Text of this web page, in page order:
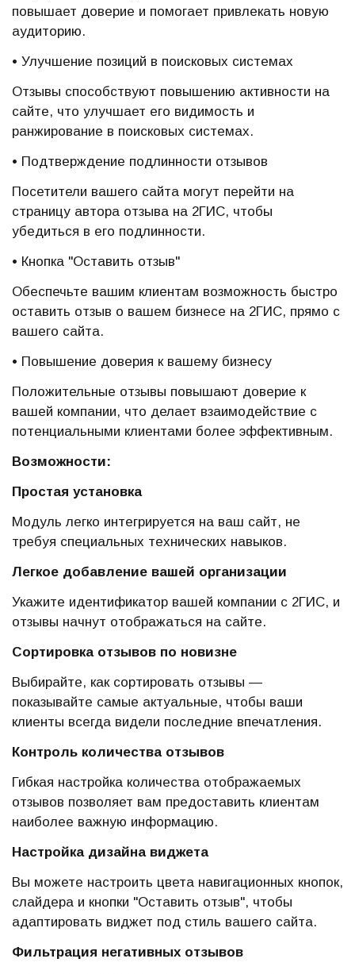
повышает доверие и помогает привлекать новую
аудиторию.
• Улучшение позиций в поисковых системах
Отзывы способствуют повышению активности на
сайте, что улучшает его видимость и
ранжирование в поисковых системах.
• Подтверждение подлинности отзывов
Посетители вашего сайта могут перейти на
страницу автора отзыва на 2ГИС, чтобы
убедиться в его подлинности.
• Кнопка "Оставить отзыв"
Обеспечьте вашим клиентам возможность быстро
оставить отзыв о вашем бизнесе на 2ГИС, прямо с
вашего сайта.
• Повышение доверия к вашему бизнесу
Положительные отзывы повышают доверие к
вашей компании, что делает взаимодействие с
потенциальными клиентами более эффективным.
Возможности:
Простая установка
Модуль легко интегрируется на ваш сайт, не
требуя специальных технических навыков.
Легкое добавление вашей организации
Укажите идентификатор вашей компании с 2ГИС, и
отзывы начнут отображаться на сайте.
Сортировка отзывов по новизне
Выбирайте, как сортировать отзывы —
показывайте самые актуальные, чтобы ваши
клиенты всегда видели последние впечатления.
Контроль количества отзывов
Гибкая настройка количества отображаемых
отзывов позволяет вам предоставить клиентам
наиболее важную информацию.
Настройка дизайна виджета
Вы можете настроить цвета навигационных кнопок,
слайдера и кнопки "Оставить отзыв", чтобы
адаптировать виджет под стиль вашего сайта.
Фильтрация негативных отзывов